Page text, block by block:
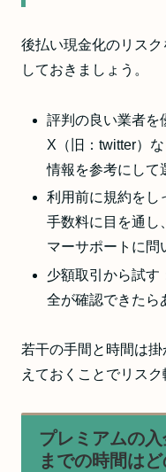
後払い現金化のリス
しておきましょう。
評判の良い業者を
X（旧：twitter）
情報を参考にして
利用前に規約をし
手数料に目を通し
マーサポートに問
少額取引から試す
全が確認できたら
若干の手間と時間は
えておくことでリスク
プレミアムの
までの時間は